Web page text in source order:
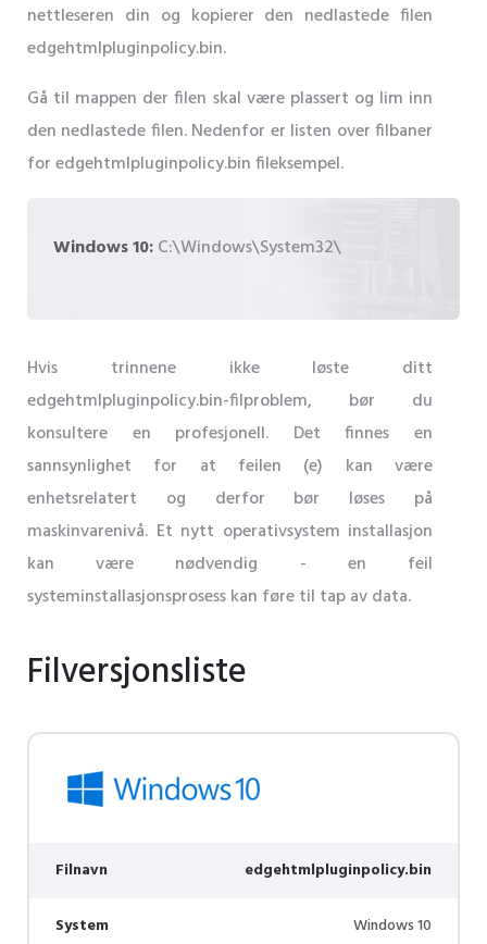
nettleseren din og kopierer den nedlastede filen
edgehtmlpluginpolicy.bin.
Gå til mappen der filen skal være plassert og lim inn
den nedlastede filen. Nedenfor er listen over filbaner
for edgehtmlpluginpolicy.bin fileksempel.
Windows 10:C:\Windows\System32\
Hvis trinnene ikke løste ditt
edgehtmlpluginpolicy.bin-filproblem, bør du
konsultere en profesjonell. Det finnes en
sannsynlighet for at feilen (e) kan være
enhetsrelatert og derfor bør løses på
maskinvarenivå. Et nytt operativsystem installasjon
kan være nødvendig - en feil
systeminstallasjonsprosess kan føre til tap av data.
Filversjonsliste
Filnavn edgehtmlpluginpolicy.bin
System Windows 10